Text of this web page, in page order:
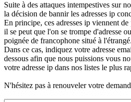
Suite à des attaques intempestives sur
la décision de bannir les adresses ip
En principe, ces adresses ip viennent
il se peut que l'on se trompe d'adresse
poignée de francophone situé à l'étrangé.
Dans ce cas, indiquez votre adresse
dessous afin que nous puissions vous
votre adresse ip dans nos listes le plus
N'hésitez pas à renouveler votre